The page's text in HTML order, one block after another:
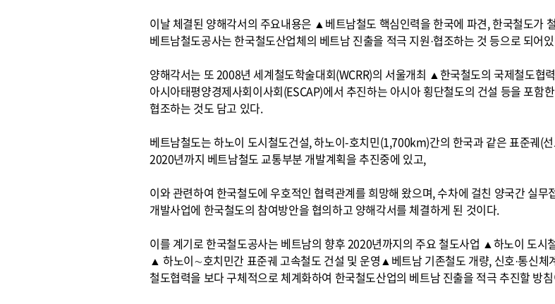
이날 체결된 양해각서의 주요내용은 ▲베트남철도 핵심인력을 한국에 파견, 한국철도가
베트남철도공사는 한국철도산업체의 베트남 진출을 적극 지원·협조하는 것 등으로 되어
양해각서는 또 2008년 세계철도학술대회(WCRR)의 서울개최 ▲한국철도의 국제철도협
아시아태평양경제사회이사회(ESCAP)에서 추진하는 아시아 횡단철도의 건설 등을 포함
협조하는 것도 담고 있다.
베트남철도는 하노이 도시철도건설, 하노이-호치민(1,700km)간의 한국과 같은 표준궤(
2020년까지 베트남철도 교통부분 개발계획을 추진중에 있고,
이와 관련하여 한국철도에 우호적인 협력관계를 희망해 왔으며, 수차에 걸친 양국간 실
개발사업에 한국철도의 참여방안을 협의하고 양해각서를 체결하게 된 것이다.
이를 계기로 한국철도공사는 베트남의 향후 2020년까지의 주요 철도사업 ▲하노이 도
▲ 하노이∼호치민간 표준궤 고속철도 건설 및 운영▲베트남 기존철도 개량, 신호·통신체
철도협력을 보다 구체적으로 체계화하여 한국철도산업의 베트남 진출을 적극 추진할 방